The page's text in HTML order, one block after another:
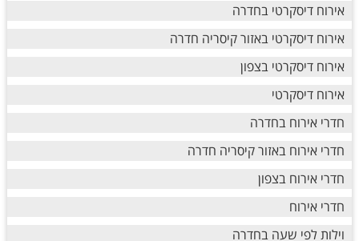
אירוח דיסקרטי בחדרה
אירוח דיסקרטי באזור קיסריה חדרה
אירוח דיסקרטי בצפון
אירוח דיסקרטי
חדרי אירוח בחדרה
חדרי אירוח באזור קיסריה חדרה
חדרי אירוח בצפון
חדרי אירוח
וילות לפי שעה בחדרה